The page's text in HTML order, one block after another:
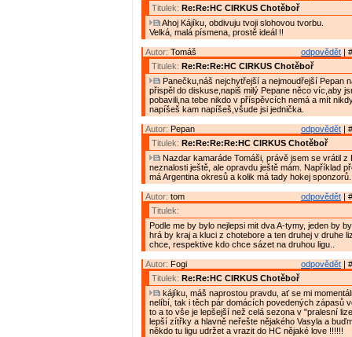
Titulek: Re:Re:HC CIRKUS Chotěboř
Ahoj Kájíku, obdivuju tvoji slohovou tvorbu.
Velká, malá písmena, prostě ideál !!
odpovědět |
Autor: Tomáš
Titulek: Re:Re:Re:HC CIRKUS Chotěboř
Panečku,náš nejchytřejší a nejmoudřejší Pepan
přispěl do diskuse,napiš milý Pepane něco víc,aby
pobavili,na tebe nikdo v příspěvcích nemá a mít
napíšeš kam napíšeš,všude jsi jednička.
odpovědět |
Autor: Pepan
Titulek: Re:Re:Re:Re:HC CIRKUS Chotěboř
Nazdar kamaráde Tomáši, právě jsem se vrátil z
neznalosti ještě, ale opravdu ještě mám. Například
má Argentina okresů a kolik má tady hokej
odpovědět |
Autor: tom
Titulek:
Podle me by bylo nejlepsi mit dva A-tymy, jeden by
hrá by kraj a kluci z chotebore a ten druhej v druhe
chce, respektive kdo chce sázet na druhou ligu..
odpovědět |
Autor: Fogi
Titulek: Re:Re:HC CIRKUS Chotěboř
kájíku, máš naprostou pravdu, ať se mi
nelíbí, tak i těch pár domácích povedených zápasů
to a to vše je lepšejší než celá sezona v "pralesní
lepší zítřky a hlavně neřešte nějakého Vasyla a
někdo tu ligu udržet a vrazit do HC nějaké love !!!!!!